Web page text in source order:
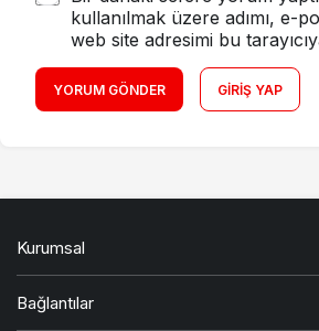
kullanılmak üzere adımı, e-
web site adresimi bu
YORUM GÖNDER GIRIŞ YAP
Kurumsal
Bağlantılar